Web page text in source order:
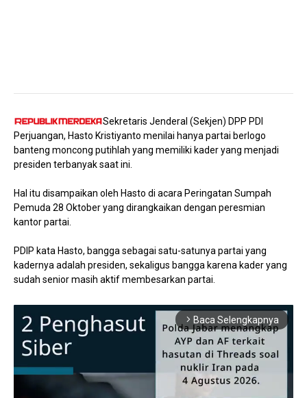
Sekretaris Jenderal (Sekjen) DPP PDI
Perjuangan, Hasto Kristiyanto menilai hanya partai berlogo
banteng moncong putihlah yang memiliki kader yang menjadi
presiden terbanyak saat ini.
Hal itu disampaikan oleh Hasto di acara Peringatan Sumpah
Pemuda 28 Oktober yang dirangkaikan dengan peresmian
kantor partai.
PDIP kata Hasto, bangga sebagai satu-satunya partai yang
kadernya adalah presiden, sekaligus bangga karena kader yang
sudah senior masih aktif membesarkan partai.
arrow_forward_ios Baca Selengkapnya